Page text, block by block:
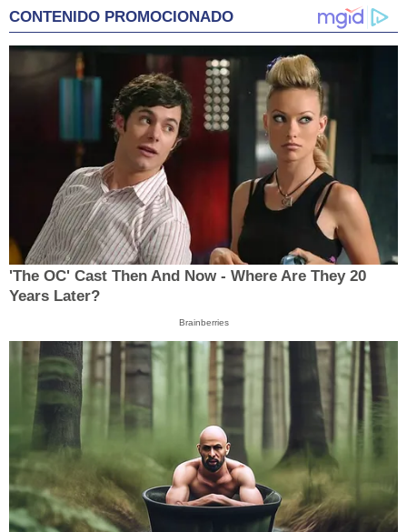
CONTENIDO PROMOCIONADO
'The OC' Cast Then And Now - Where Are They 20
Years Later?
Brainberries